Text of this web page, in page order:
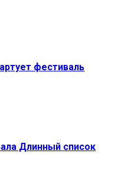
фестиваль
Длинный список